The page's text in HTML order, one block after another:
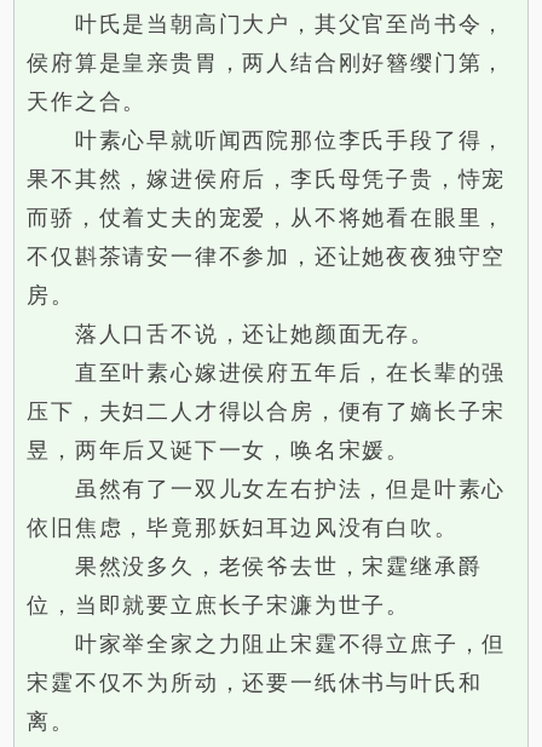
叶氏是当朝高门大户，其父官至尚书令，
侯府算是皇亲贵胃，两人结合刚好簪缨门第，
天作之合。
叶素心早就听闻西院那位李氏手段了得，
果不其然，嫁进侯府后，李氏母凭子贵，恃宠
而骄，仗着丈夫的宠爱，从不将她看在眼里，
不仅斟茶请安一律不参加，还让她夜夜独守空
房。
落人口舌不说，还让她颜面无存。
直至叶素心嫁进侯府五年后，在长辈的强
压下，夫妇二人才得以合房，便有了嫡长子宋
昱，两年后又诞下一女，唤名宋媛。
虽然有了一双儿女左右护法，但是叶素心
依旧焦虑，毕竟那妖妇耳边风没有白吹。
果然没多久，老侯爷去世，宋霆继承爵
位，当即就要立庶长子宋濂为世子。
叶家举全家之力阻止宋霆不得立庶子，但
宋霆不仅不为所动，还要一纸休书与叶氏和
离。